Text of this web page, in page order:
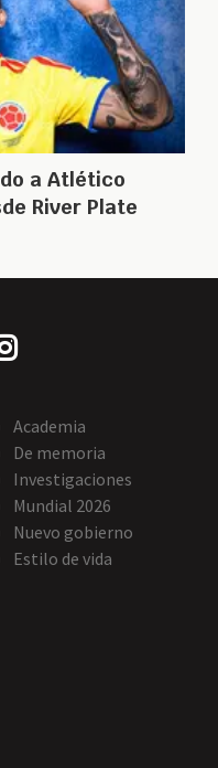
a Atlético
River Plate
Academia
De memoria
Investigaciones
Mundial 2026
Nuevo gobierno
Estilo de vida